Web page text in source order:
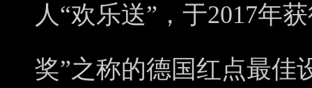
人“欢乐送”，于2017年
奖”之称的德国红点最佳